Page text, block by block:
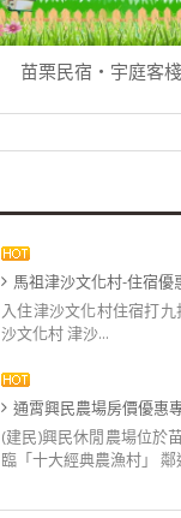
苗栗民宿‧宇庭客棧
馬祖津沙文化村-住宿優
入住津沙文化村住宿打
沙文化村 津沙...
通霄興民農場房價優惠
(建民)興民休閒農場位於
臨「十大經典農漁村」 鄰